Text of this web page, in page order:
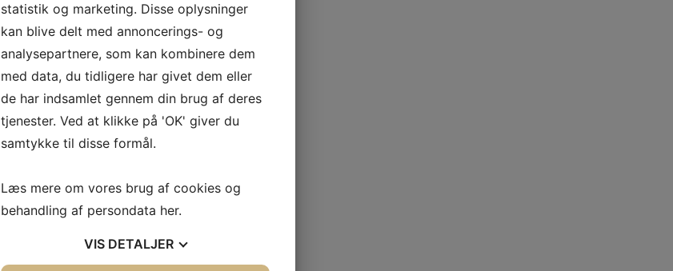
statistik og marketing. Disse oplysninger
kan blive delt med annoncerings- og
analysepartnere, som kan kombinere dem
med data, du tidligere har givet dem eller
de har indsamlet gennem din brug af deres
tjenester. Ved at klikke på 'OK' giver du
samtykke til disse formål.
Læs mere om vores brug af cookies og
behandling af persondata her.
VIS DETALJER